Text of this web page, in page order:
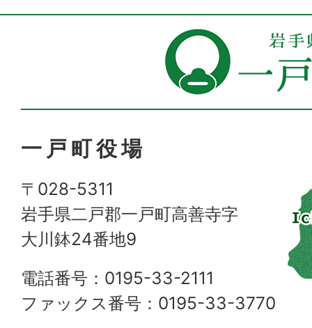
一戸町役場
〒028-5311
岩手県二戸郡一戸町高善寺字
大川鉢24番地9
電話番号：0195-33-2111
ファックス番号：0195-33-3770